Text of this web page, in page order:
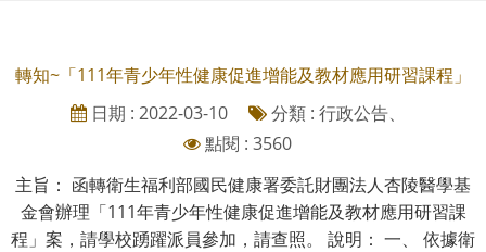
轉知~「111年青少年性健康促進增能及教材應用研習課程」
日期 : 2022-03-10
分類 : 行政公告、
點閱 : 3560
主旨： 函轉衛生福利部國民健康署委託財團法人杏陵醫學基
金會辦理「111年青少年性健康促進增能及教材應用研習課
程」案，請學校踴躍派員參加，請查照。 說明： 一、 依據衛